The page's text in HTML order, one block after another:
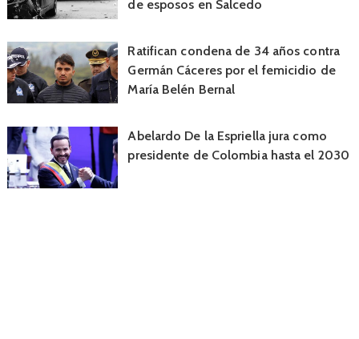
de esposos en Salcedo
Ratifican condena de 34 años contra
Germán Cáceres por el femicidio de
María Belén Bernal
Abelardo De la Espriella jura como
presidente de Colombia hasta el 2030